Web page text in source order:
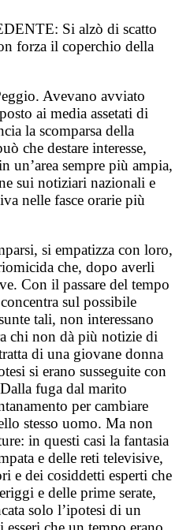
Si alzò di scatto
forza il coperchio della
Avevano avviato
ai media assetati di
la scomparsa della
che destare interesse,
un’area sempre più ampia,
sui notiziari nazionali e
nelle fasce orarie più
si empatizza con loro,
che, dopo averli
Con il passare del tempo
sul possibile
tali, non interessano
chi non dà più notizie di
di una giovane donna
si erano susseguite con
fuga dal marito
per cambiare
stesso uomo. Ma non
in questi casi la fantasia
e delle reti televisive,
e dei cosiddetti esperti che
e delle prime serate,
solo l’ipotesi di un